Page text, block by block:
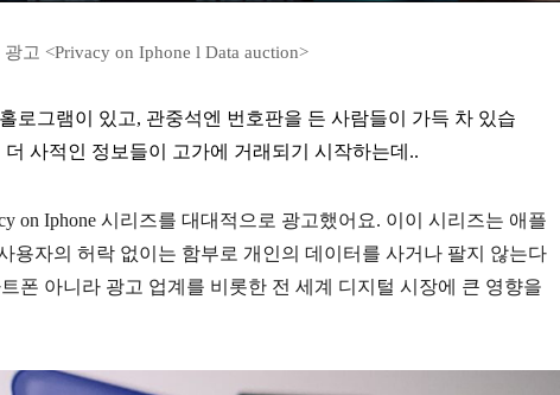
고 <Privacy on Iphone l Data auction>
로그램이 있고, 관중석엔 번호판을 든 사람들이 가득 차 있습
사적인 정보들이 고가에 거래되기 시작하는데..
on Iphone 시리즈를 대대적으로 광고했어요. 이이 시리즈는 애플
용자의 허락 없이는 함부로 개인의 데이터를 사거나 팔지 않는다
폰 아니라 광고 업계를 비롯한 전 세계 디지털 시장에 큰 영향을